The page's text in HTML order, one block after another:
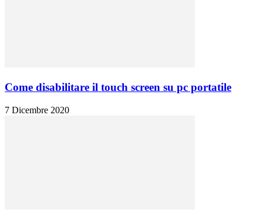
Come disabilitare il touch screen su pc portatile
7 Dicembre 2020